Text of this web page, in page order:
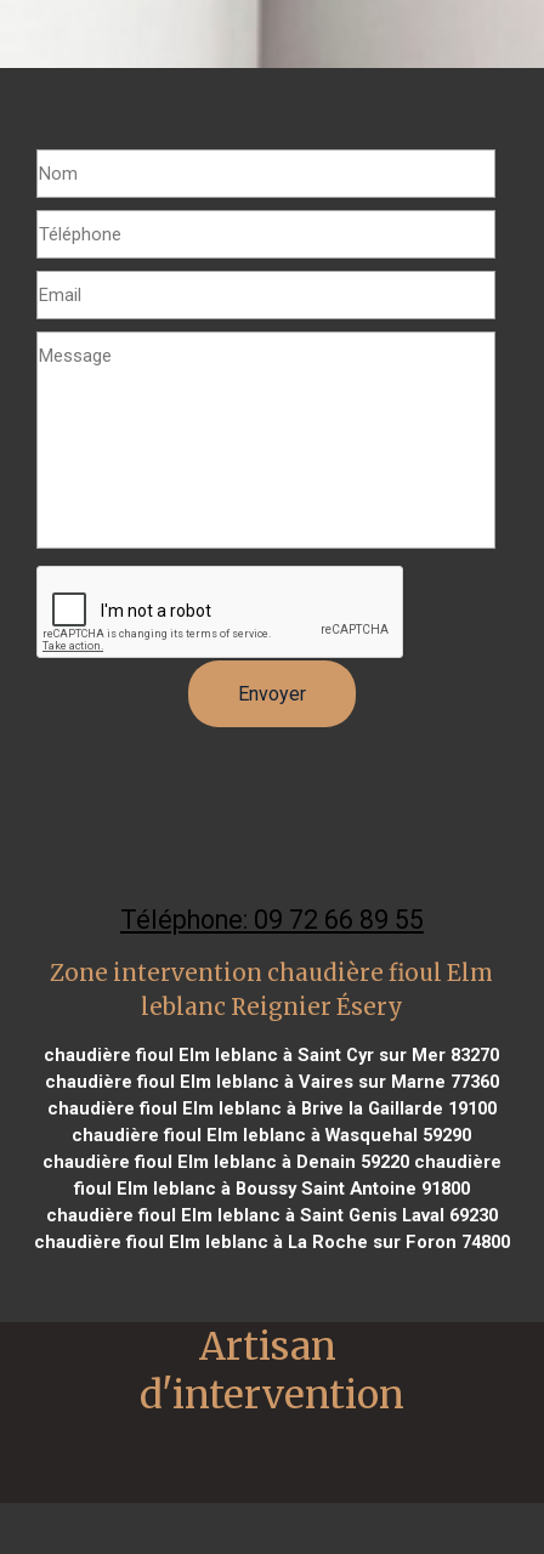
Téléphone: 09 72 66 89 55
Zone intervention chaudière fioul Elm
leblanc Reignier Ésery
chaudière fioul Elm leblanc à Saint Cyr sur Mer 83270
chaudière fioul Elm leblanc à Vaires sur Marne 77360
chaudière fioul Elm leblanc à Brive la Gaillarde 19100
chaudière fioul Elm leblanc à Wasquehal 59290
chaudière fioul Elm leblanc à Denain 59220chaudière
fioul Elm leblanc à Boussy Saint Antoine 91800
chaudière fioul Elm leblanc à Saint Genis Laval 69230
chaudière fioul Elm leblanc à La Roche sur Foron 74800
Artisan
d'intervention